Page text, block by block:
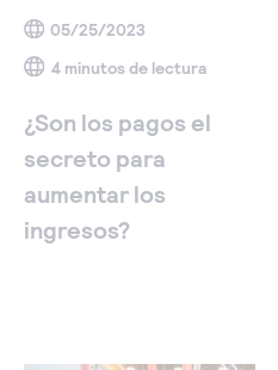
¿Son los pagos el
secreto para
aumentar los
ingresos?
05/25/2023
4 minutos de lectura